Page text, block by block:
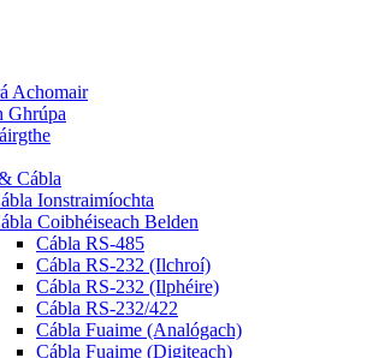
Achomair
Ghrúpa
Cábla
Ionstraimíochta
Coibhéiseach Belden
Cábla RS-485
Cábla RS-232 (Ilchroí)
Cábla RS-232 (Ilphéire)
Cábla RS-232/422
Cábla Fuaime (Analógach)
Cábla Fuaime (Digiteach)